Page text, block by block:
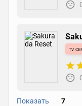
tv
Показать 7